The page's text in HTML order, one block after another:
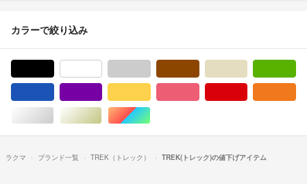
カラーで絞り込み
シルバー/銀色系ゴールド/金色系マルチカラー
ラクマ ブランド一覧 TREK（トレック） TREK(トレック)の値下げアイテム